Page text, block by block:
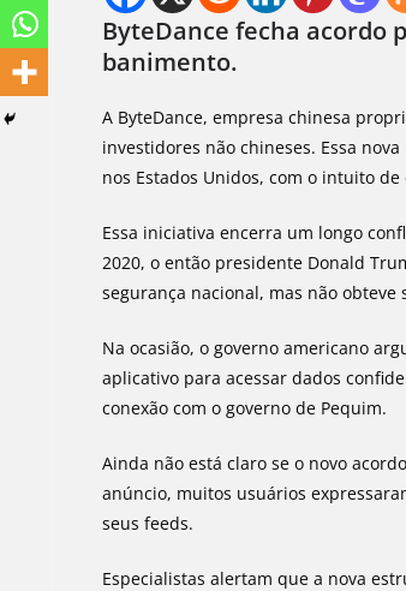
ByteDance fecha acordo
banimento.
A ByteDance, empresa chinesa
investidores não chineses. Essa
nos Estados Unidos, com o intuito
Essa iniciativa encerra um longo
2020, o então presidente Donald
segurança nacional, mas não obteve
Na ocasião, o governo americano
aplicativo para acessar dados
conexão com o governo de Pequim.
Ainda não está claro se o novo
anúncio, muitos usuários
seus feeds.
Especialistas alertam que a nova